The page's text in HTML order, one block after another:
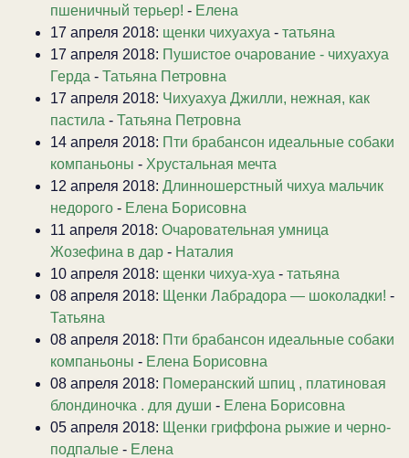
пшеничный терьер! - Елена
17 апреля 2018: щенки чихуахуа - татьяна
17 апреля 2018: Пушистое очарование - чихуахуа
Герда - Татьяна Петровна
17 апреля 2018: Чихуахуа Джилли, нежная, как
пастила - Татьяна Петровна
14 апреля 2018: Пти брабансон идеальные собаки
компаньоны - Хрустальная мечта
12 апреля 2018: Длинношерстный чихуа мальчик
недорого - Елена Борисовна
11 апреля 2018: Очаровательная умница
Жозефина в дар - Наталия
10 апреля 2018: щенки чихуа-хуа - татьяна
08 апреля 2018: Щенки Лабрадора — шоколадки! -
Татьяна
08 апреля 2018: Пти брабансон идеальные собаки
компаньоны - Елена Борисовна
08 апреля 2018: Померанский шпиц , платиновая
блондиночка . для души - Елена Борисовна
05 апреля 2018: Щенки гриффона рыжие и черно-
подпалые - Елена